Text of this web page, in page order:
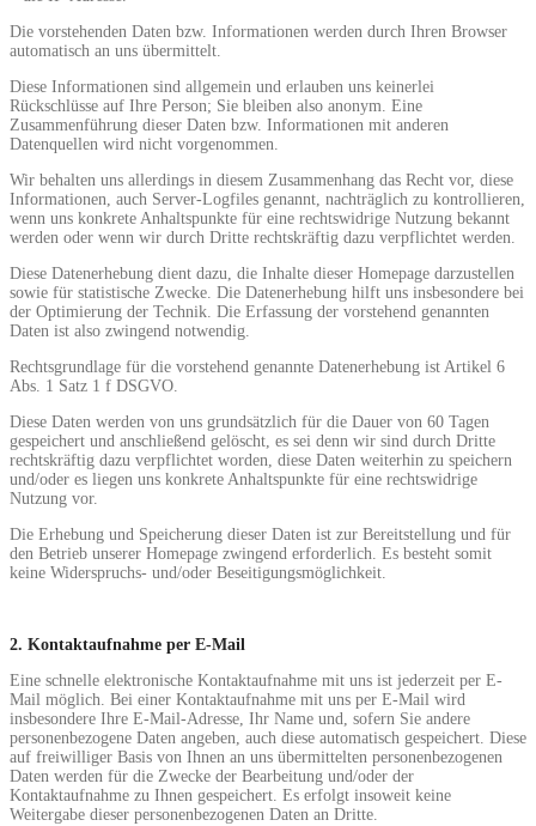
Die vorstehenden Daten bzw. Informationen werden durch Ihren Browser
automatisch an uns übermittelt.
Diese Informationen sind allgemein und erlauben uns keinerlei
Rückschlüsse auf Ihre Person; Sie bleiben also anonym. Eine
Zusammenführung dieser Daten bzw. Informationen mit anderen
Datenquellen wird nicht vorgenommen.
Wir behalten uns allerdings in diesem Zusammenhang das Recht vor, diese
Informationen, auch Server-Logfiles genannt, nachträglich zu kontrollieren,
wenn uns konkrete Anhaltspunkte für eine rechtswidrige Nutzung bekannt
werden oder wenn wir durch Dritte rechtskräftig dazu verpflichtet werden.
Diese Datenerhebung dient dazu, die Inhalte dieser Homepage darzustellen
sowie für statistische Zwecke. Die Datenerhebung hilft uns insbesondere bei
der Optimierung der Technik. Die Erfassung der vorstehend genannten
Daten ist also zwingend notwendig.
Rechtsgrundlage für die vorstehend genannte Datenerhebung ist Artikel 6
Abs. 1 Satz 1 f DSGVO.
Diese Daten werden von uns grundsätzlich für die Dauer von 60 Tagen
gespeichert und anschließend gelöscht, es sei denn wir sind durch Dritte
rechtskräftig dazu verpflichtet worden, diese Daten weiterhin zu speichern
und/oder es liegen uns konkrete Anhaltspunkte für eine rechtswidrige
Nutzung vor.
Die Erhebung und Speicherung dieser Daten ist zur Bereitstellung und für
den Betrieb unserer Homepage zwingend erforderlich. Es besteht somit
keine Widerspruchs- und/oder Beseitigungsmöglichkeit.
2. Kontaktaufnahme per E-Mail
Eine schnelle elektronische Kontaktaufnahme mit uns ist jederzeit per E-
Mail möglich. Bei einer Kontaktaufnahme mit uns per E-Mail wird
insbesondere Ihre E-Mail-Adresse, Ihr Name und, sofern Sie andere
personenbezogene Daten angeben, auch diese automatisch gespeichert. Diese
auf freiwilliger Basis von Ihnen an uns übermittelten personenbezogenen
Daten werden für die Zwecke der Bearbeitung und/oder der
Kontaktaufnahme zu Ihnen gespeichert. Es erfolgt insoweit keine
Weitergabe dieser personenbezogenen Daten an Dritte.